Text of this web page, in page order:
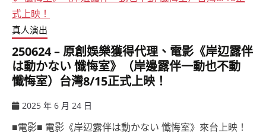
真人演出
250624 – 原創娛樂獲得代理、電影《岸辺露伴
は動かない 懺悔室》（岸邊露伴一動也不動
懺悔室）台灣8/15正式上映！
2025 年 6 月 24 日
■電影■ 電影《岸辺露伴は動かない 懺悔室》來台上映！